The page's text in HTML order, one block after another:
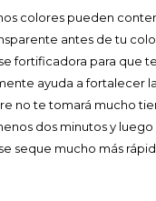
colores pueden
antes de tu
fortificadora para que
ayuda a fortalecer
no te tomará mucho
dos minutos y
seque mucho más